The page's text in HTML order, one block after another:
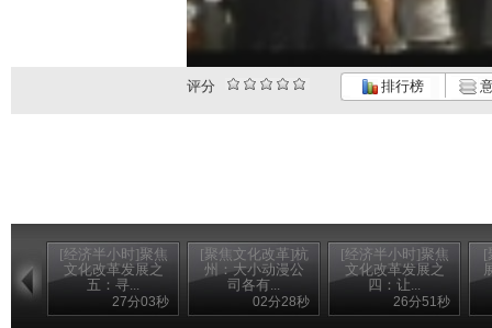
评分 排行榜
[经济半小时]聚焦
文化改革发展之
五：寻...
27分03秒
[聚焦文化改革]杭
州：大小动漫公
司各有...
02分28秒
[经济半小时]聚焦
文化改革发展之
四：让...
26分51秒
[